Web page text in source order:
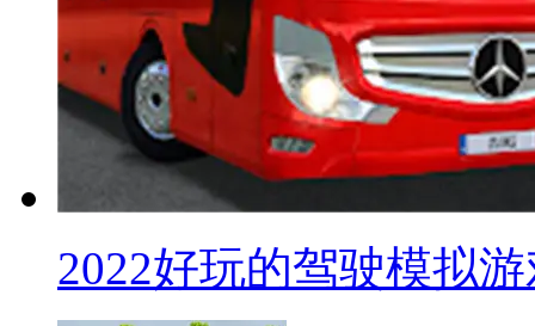
2022好玩的驾驶模拟